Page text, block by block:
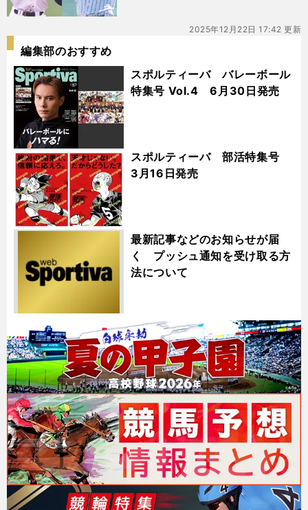
2025年12月22日 17:42 更新
編集部のおすすめ
スポルティーバ バレーボール
特集号 Vol.4 6月30日発売
スポルティーバ 部活特集号
3月16日発売
最新記事などのお知らせが届
く プッシュ通知を受け取る方
法について